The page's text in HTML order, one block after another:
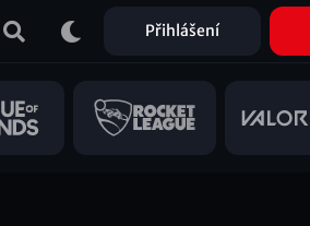
Přihlášení